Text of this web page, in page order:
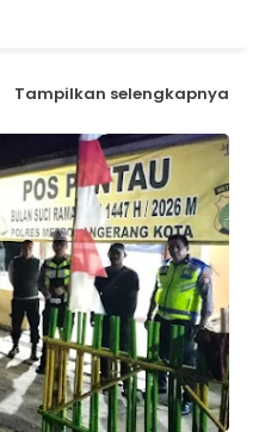
Tampilkan selengkapnya